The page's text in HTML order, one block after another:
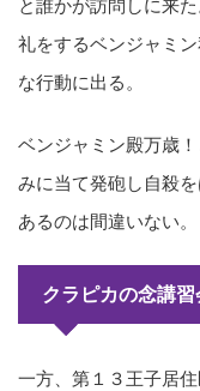
と誰かが訪問しに来
礼をするベンジャミ
な行動に出る。
ベンジャミン殿万歳
みに当て発砲し自殺
あるのは間違いない。
クラピカの念講習
一方、第１３王子居